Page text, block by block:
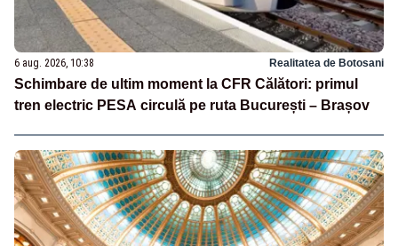
6 aug. 2026, 10:38 Realitatea de Botosani
Schimbare de ultim moment la CFR Călători: primul
tren electric PESA circulă pe ruta București – Brașov